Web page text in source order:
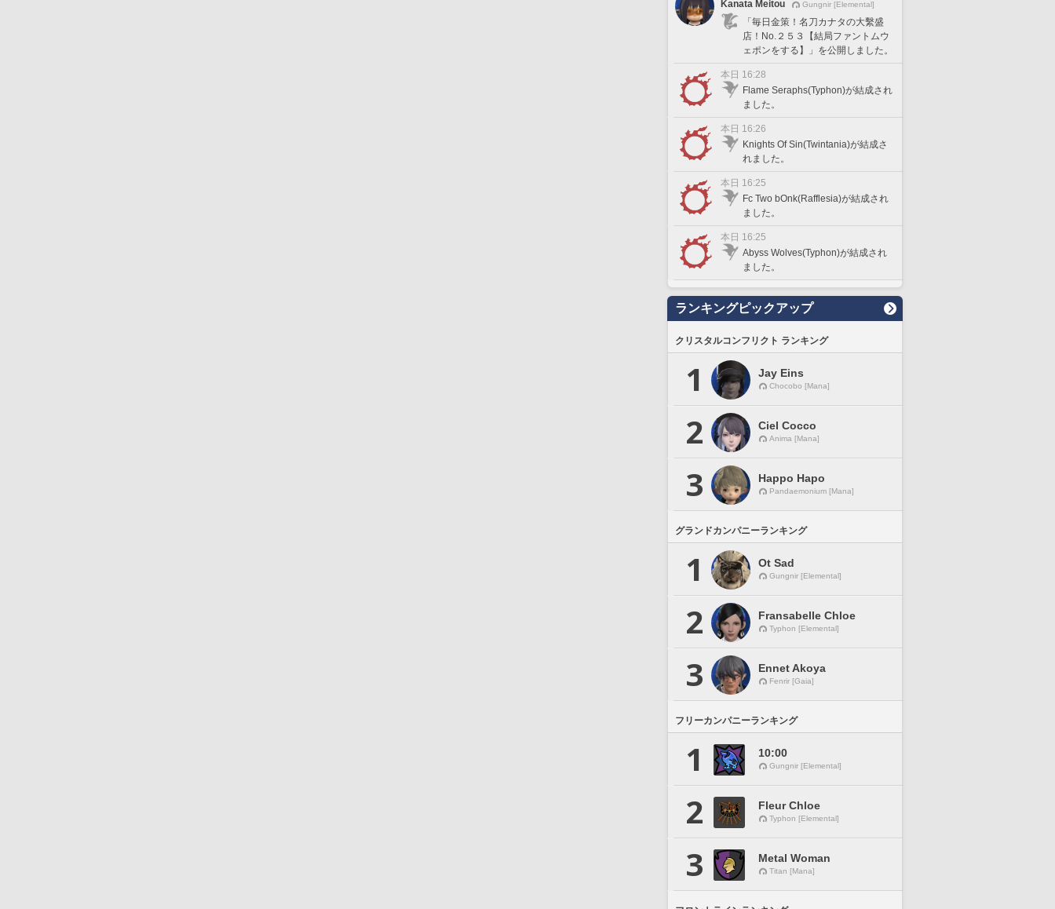
Kanata Meitou
Gungnir [Elemental]
「毎日金策！名刀カナタの大繫盛
店！No.２５３【結局ファントムウ
ェポンをする】」を公開しました。
本日 16:28
Flame Seraphs(Typhon)が結成され
ました。
本日 16:26
Knights Of Sin(Twintania)が結成さ
れました。
本日 16:25
Fc Two bOnk(Rafflesia)が結成され
ました。
本日 16:25
Abyss Wolves(Typhon)が結成され
ました。
ランキングピックアップ
クリスタルコンフリクト ランキング
1 Jay Eins
Chocobo [Mana]
2 Ciel Cocco
Anima [Mana]
3 Happo Hapo
Pandaemonium [Mana]
グランドカンパニーランキング
1 Ot Sad
Gungnir [Elemental]
2 Fransabelle Chloe
Typhon [Elemental]
3 Ennet Akoya
Fenrir [Gaia]
フリーカンパニーランキング
1 10:00
Gungnir [Elemental]
2 Fleur Chloe
Typhon [Elemental]
3 Metal Woman
Titan [Mana]